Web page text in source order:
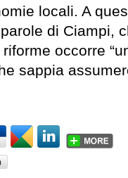
locali. A
di Ciampi,
occorre
sappia